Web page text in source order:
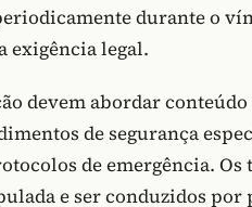
durante o
exigência legal.
devem abordar
de segurança
de emergência.
e ser conduzidos